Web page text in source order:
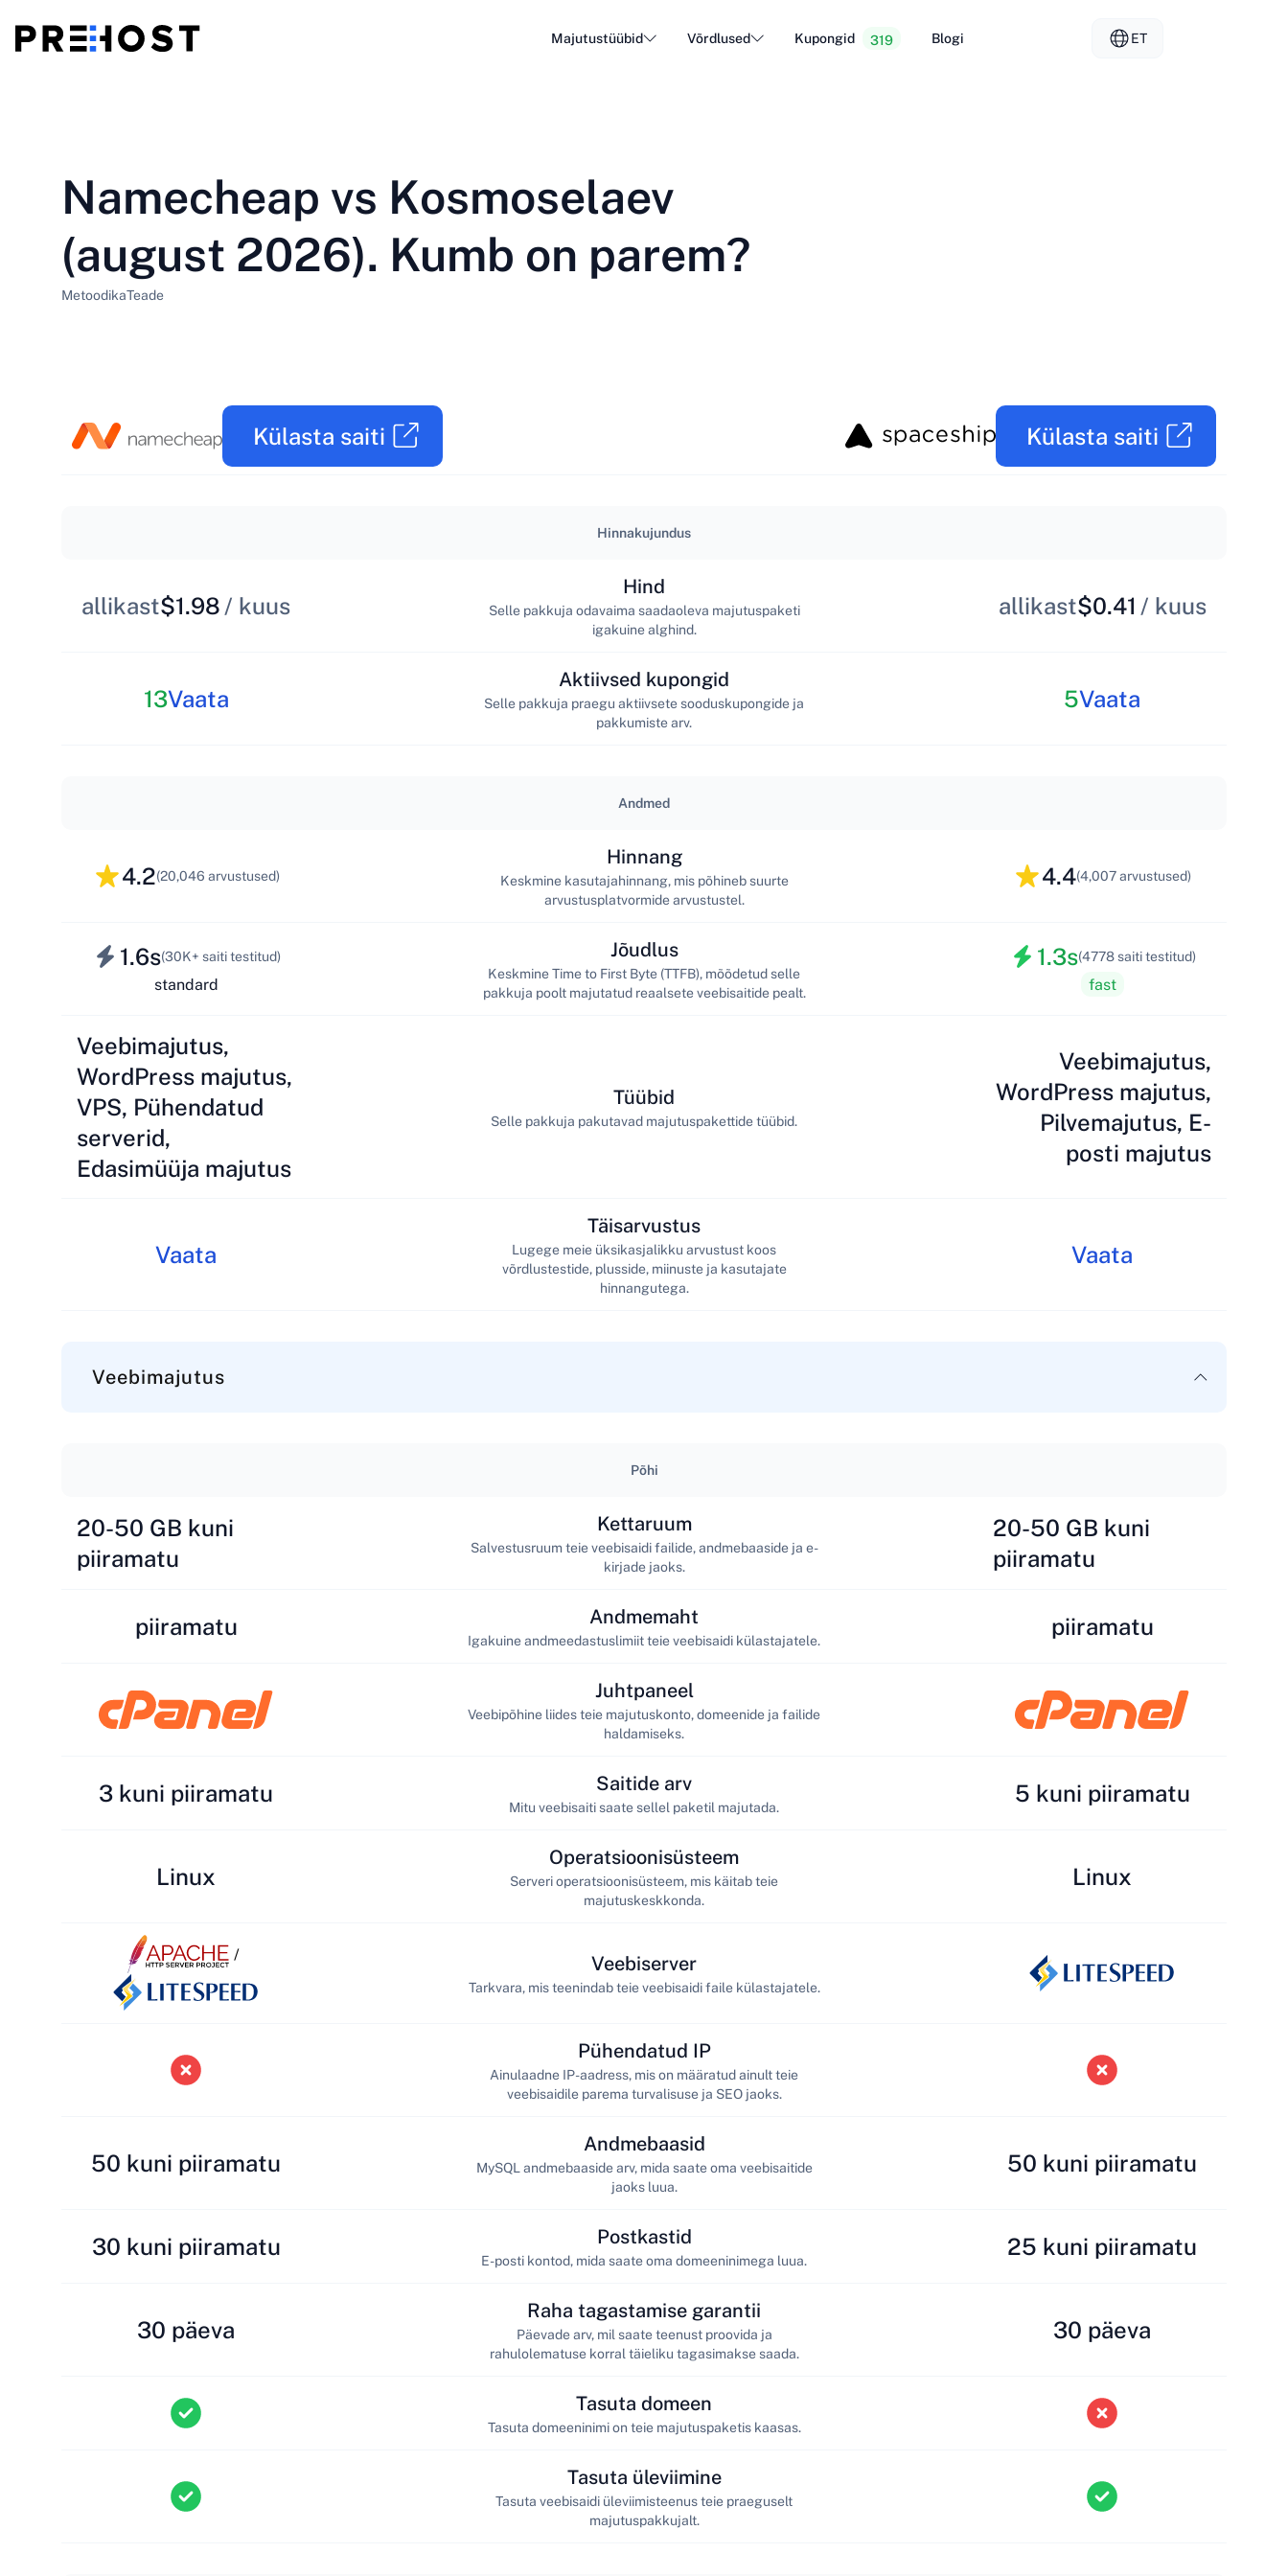
Majutustüübid Võrdlused Kupongid 319 Blogi ET
ES - Español ET - Eesti
LT - Lietuvių LV - Latviešu NL - Nederlands
Namecheap vs Kosmoselaev
(august 2026). Kumb on parem?
MetoodikaTeade
Külasta saiti Külasta saiti
Hinnakujundus
allikast$1.98 / kuus
Hind
Selle pakkuja odavaima saadaoleva majutuspaketi
igakuine alghind.
allikast$0.41 / kuus
13Vaata
Aktiivsed kupongid
Selle pakkuja praegu aktiivsete sooduskupongide ja
pakkumiste arv.
5Vaata
Andmed
4.2(20,046 arvustused)
Hinnang
Keskmine kasutajahinnang, mis põhineb suurte
arvustusplatvormide arvustustel.
4.4(4,007 arvustused)
1.6s(30K+ saiti testitud)
standard
Jõudlus
Keskmine Time to First Byte (TTFB), mõõdetud selle
pakkuja poolt majutatud reaalsete veebisaitide pealt.
1.3s(4778 saiti testitud)
fast
Veebimajutus,
WordPress majutus,
VPS, Pühendatud
serverid,
Edasimüüja majutus
Tüübid
Selle pakkuja pakutavad majutuspakettide tüübid.
Veebimajutus,
WordPress majutus,
Pilvemajutus, E-
posti majutus
Vaata
Täisarvustus
Lugege meie üksikasjalikku arvustust koos
võrdlustestide, plusside, miinuste ja kasutajate
hinnangutega.
Vaata
Veebimajutus
Põhi
20-50 GB kuni
piiramatu
Kettaruum
Salvestusruum teie veebisaidi failide, andmebaaside ja e-
kirjade jaoks.
20-50 GB kuni
piiramatu
piiramatu Andmemaht
Igakuine andmeedastuslimiit teie veebisaidi külastajatele.
piiramatu
Juhtpaneel
Veebipõhine liides teie majutuskonto, domeenide ja failide
haldamiseks.
3 kuni piiramatu Saitide arv
Mitu veebisaiti saate sellel paketil majutada.
5 kuni piiramatu
Linux
Operatsioonisüsteem
Serveri operatsioonisüsteem, mis käitab teie
majutuskeskkonda.
Linux
/ Veebiserver
Tarkvara, mis teenindab teie veebisaidi faile külastajatele.
Pühendatud IP
Ainulaadne IP-aadress, mis on määratud ainult teie
veebisaidile parema turvalisuse ja SEO jaoks.
50 kuni piiramatu
Andmebaasid
MySQL andmebaaside arv, mida saate oma veebisaitide
jaoks luua.
50 kuni piiramatu
30 kuni piiramatu Postkastid
E-posti kontod, mida saate oma domeeninimega luua.
25 kuni piiramatu
30 päeva
Raha tagastamise garantii
Päevade arv, mil saate teenust proovida ja
rahulolematuse korral täieliku tagasimakse saada.
30 päeva
Tasuta domeen
Tasuta domeeninimi on teie majutuspaketis kaasas.
Tasuta üleviimine
Tasuta veebisaidi üleviimisteenus teie praeguselt
majutuspakkujalt.